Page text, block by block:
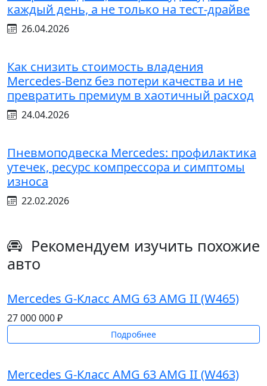
каждый день, а не только на тест-драйве
26.04.2026
Как снизить стоимость владения
Mercedes-Benz без потери качества и не
превратить премиум в хаотичный расход
24.04.2026
Пневмоподвеска Mercedes: профилактика
утечек, ресурс компрессора и симптомы
износа
22.02.2026
Рекомендуем изучить похожие
авто
Mercedes G-Класс AMG 63 AMG II (W465)
27 000 000 ₽
Подробнее
Mercedes G-Класс AMG 63 AMG II (W463)